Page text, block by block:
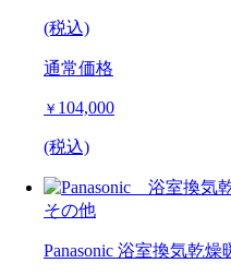
(税込)
通常価格
￥ 104,000
(税込)
その他
Panasonic 浴室換気乾燥